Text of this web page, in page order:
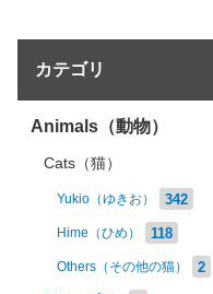
カテゴリ
Animals（動物）
Cats（猫）
Yukio（ゆきお） 342
Hime（ひめ） 118
Others（その他の猫） 2